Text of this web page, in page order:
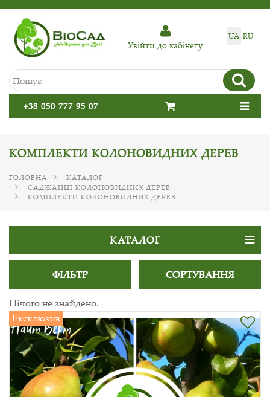
UA RU
Увiйти до кабiнету
+38 050 777 95 07
КОМПЛЕКТИ КОЛОНОВИДНИХ ДЕРЕВ
ГОЛОВНА
КАТАЛОГ
САДЖАНЦІ КОЛОНОВИДНИХ ДЕРЕВ
КОМПЛЕКТИ КОЛОНОВИДНИХ ДЕРЕВ
КАТАЛОГ
ФІЛЬТР СОРТУВАННЯ
Нічого не знайдено.
Ексклюзив